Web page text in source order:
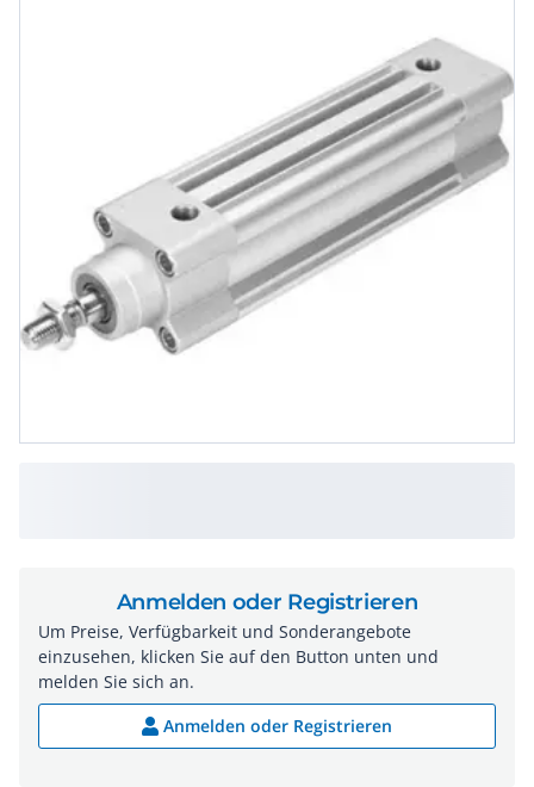
Anmelden oder Registrieren
Um Preise, Verfügbarkeit und Sonderangebote
einzusehen, klicken Sie auf den Button unten und
melden Sie sich an.
Anmelden oder Registrieren